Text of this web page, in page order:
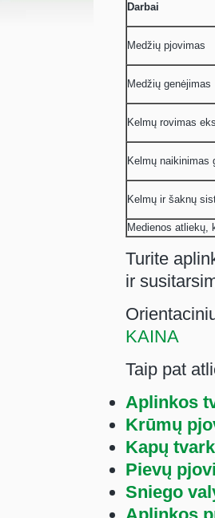
Darbai
Medžių pjovimas
Medžių genėjimas
Kelmų rovimas
Kelmų naikinimas
Kelmų ir šaknų
Medienos atliekų,
Turite
ir
KAINA
Taip pat
Aplinkos
Krūmų
Kapų
Pievų
Sniego